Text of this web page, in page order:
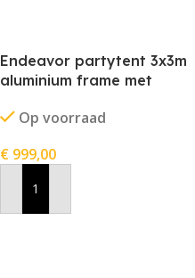
Endeavor partytent 3x3m
aluminium frame met
Op voorraad
€ 999,00
In Winkelwagen